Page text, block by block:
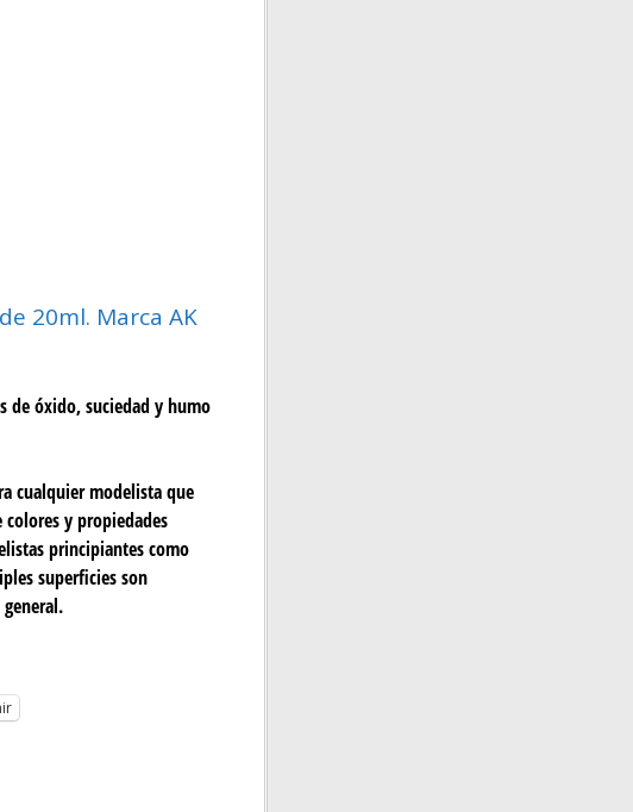
de 20ml. Marca AK
de óxido, suciedad y humo
cualquier modelista que
y propiedades
principiantes como
superficies son